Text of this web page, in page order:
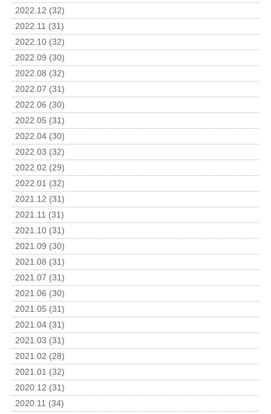
2022.12 (32)
2022.11 (31)
2022.10 (32)
2022.09 (30)
2022.08 (32)
2022.07 (31)
2022.06 (30)
2022.05 (31)
2022.04 (30)
2022.03 (32)
2022.02 (29)
2022.01 (32)
2021.12 (31)
2021.11 (31)
2021.10 (31)
2021.09 (30)
2021.08 (31)
2021.07 (31)
2021.06 (30)
2021.05 (31)
2021.04 (31)
2021.03 (31)
2021.02 (28)
2021.01 (32)
2020.12 (31)
2020.11 (34)